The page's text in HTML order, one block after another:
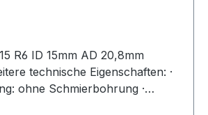
R6 ID 15mm AD 20,8mm
technische Eigenschaften: ·
ohne Schmierbohrung ·